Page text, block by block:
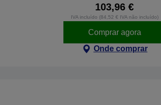
103,96 €
IVA incluído (84,52 € IVA não incluído)
Comprar agora
Onde comprar